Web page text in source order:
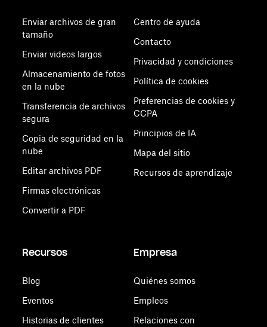
Enviar archivos de gran
tamaño
Enviar videos largos
Almacenamiento de fotos
en la nube
Transferencia de archivos
segura
Copia de seguridad en la
nube
Editar archivos PDF
Firmas electrónicas
Convertir a PDF
Centro de ayuda
Contacto
Privacidad y condiciones
Política de cookies
Preferencias de cookies y
CCPA
Principios de IA
Mapa del sitio
Recursos de aprendizaje
Recursos
Blog
Eventos
Historias de clientes
Empresa
Quiénes somos
Empleos
Relaciones con